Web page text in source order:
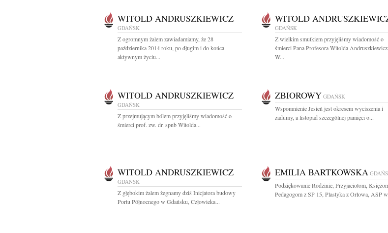
WITOLD ANDRUSZKIEWICZ
GDAŃSK
Z ogromnym żalem zawiadamiamy, że 28
października 2014 roku, po długim i do końca
aktywnym życiu...
WITOLD
GDAŃSK
Z wielkim smutkiem przyjęliśmy wiadomość o
śmierci Pana Profesora Witolda
W...
WITOLD ANDRUSZKIEWICZ
GDAŃSK
Z przejmującym bólem przyjęliśmy wiadomość o
śmierci prof. zw. dr. spnb Witolda...
ZBIOROWY GDAŃSK
Wspomnienie Jesień jest okresem wyciszenia i
zadumy, a listopad szczególnej pamięci o...
WITOLD ANDRUSZKIEWICZ
GDAŃSK
Z głębokim żalem żegnamy dziś Inicjatora budowy
Portu Północnego w Gdańsku, Człowieka...
EMILIA BARTKOWSKA
Podziękowanie Rodzinie, Przyjaciołom,
Pedagogom z SP 15, Plastyka z Orłowa, ASP